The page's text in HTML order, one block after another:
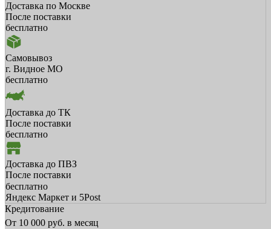
Доставка по Москве
После поставки
бесплатно
Самовывоз
г. Видное МО
бесплатно
Доставка до ТК
После поставки
бесплатно
Доставка до ПВЗ
После поставки
бесплатно
Яндекс Маркет и 5Post
Кредитование
От 10 000 руб. в месяц